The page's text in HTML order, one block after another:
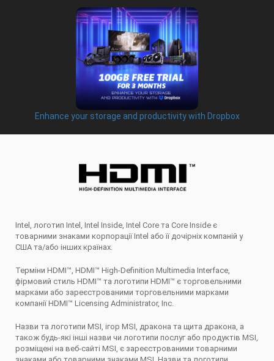
Enhance your storage and productivity with Dropbox
Intel, логотип Intel, Intel Inside, Intel Core та Core Inside є
товарними знаками корпорації Intel або її дочірніх компаній у
США та/або інших країнах.
Терміни HDMI™, HDMI™ High-Definition Multimedia Interface,
фірмовий стиль HDMI™ та логотипи HDMI™ є торговельними
марками або зареєстрованими торговельними марками
компанії HDMI™ Licensing Administrator, Inc.
Назви та логотипи MSI, ігор MSI, дракона та щита дракона, а
також будь-які інші назви чи логотипи послуг або продуктів MSI,
розміщені на веб-сайті MSI, є зареєстрованими товарними